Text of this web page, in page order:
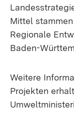
Mittel
Regionale
Baden-
Weitere
Projekten